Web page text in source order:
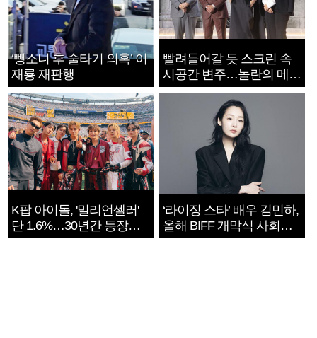
‘뺑소니 후 술타기 의혹’ 이
재룡 재판행
빨려들어갈 듯 스크린 속
시공간 변주…놀란의 메시
지는 ‘전쟁 속죄’
K팝 아이돌, '밀리언셀러'
단 1.6%…30년간 등장
1182개팀 전수조사
‘라이징 스타’ 배우 김민하,
올해 BIFF 개막식 사회자
확정